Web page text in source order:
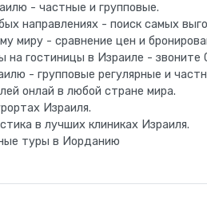
- частные и групповые.
направлениях - поиск самых
миру - сравнение цен и
на гостиницы в Израиле -
- групповые регулярные и
онлай в любой стране мира.
Израиля.
в лучших клиниках Израиля.
туры в Иорданию